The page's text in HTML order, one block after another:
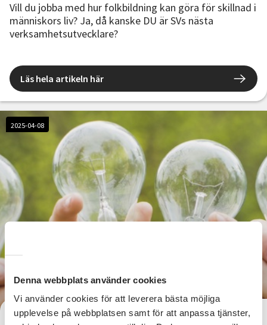
Denna webbplats använder cookies
Vi använder cookies för att leverera bästa möjliga
upplevelse på webbplatsen samt för att anpassa tjänster,
Vill du jobba med hur folkbildning kan göra för skillnad i
människors liv? Ja, då kanske DU är SVs nästa
verksamhetsutvecklare?
Läs hela artikeln här
2025-04-08
Är du SV:s nästa Verksamhetsutvecklare i